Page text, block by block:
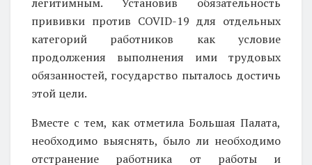
прививки против COVID-19 для отдельных
категорий работников как условие
продолжения выполнения ими трудовых
обязанностей, государство пыталось достичь
этой цели.
Вместе с тем, как отметила Большая Палата,
необходимо выяснять, было ли необходимо
отстранение работника от работы и